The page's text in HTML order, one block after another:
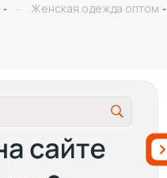
— Женская одежда оптом